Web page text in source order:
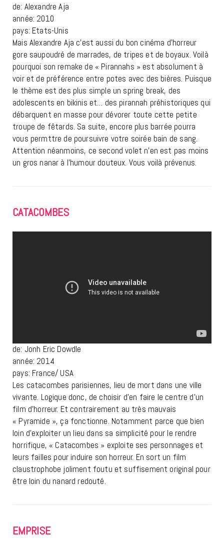
de: Alexandre Aja
année: 2010
pays: Etats-Unis
Mais Alexandre Aja c’est aussi du bon cinéma d’horreur
gore saupoudré de marrades, de tripes et de boyaux. Voilà
pourquoi son remake de « Pirannahs » est absolument à
voir et de préférence entre potes avec des bières. Puisque
le thème est des plus simple un spring break, des
adolescents en bikinis et… des pirannah préhistoriques qui
débarquent en masse pour dévorer toute cette petite
troupe de fêtards. Sa suite, encore plus barrée pourra
vous permttre de poursuivre votre soirée bain de sang.
Attention néanmoins, ce second volet n’en est pas moins
un gros nanar à l’humour douteux. Vous voilà prévenus.
CATACOMBES
de: Jonh Eric Dowdle
année: 2014
pays: France/ USA
Les catacombes parisiennes, lieu de mort dans une ville
vivante. Logique donc, de choisir d’en faire le centre d’un
film d’horreur. Et contrairement au très mauvais
« Pyramide », ça fonctionne. Notamment parce que bien
loin d’exploiter un lieu dans sa simplicité pour le rendre
horrifique, « Catacombes » exploite ses personnages et
leurs failles pour induire son horreur. En sort un film
claustrophobe joliment foutu et suffisement original pour
être loin du nanard redouté.
EMPRISE